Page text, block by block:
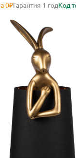
0₽Гарантия 1 годКод